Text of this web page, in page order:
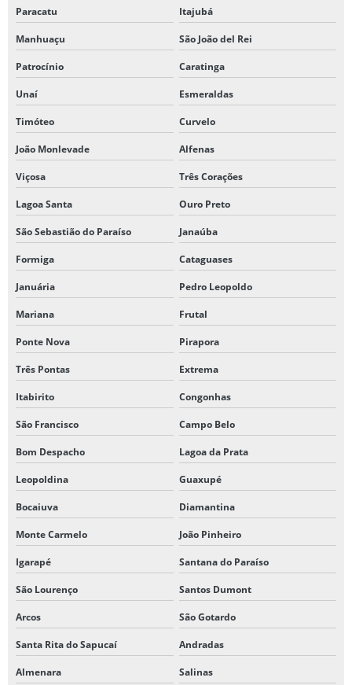
Paracatu Itajubá
Manhuaçu São João del Rei
Patrocínio Caratinga
Unaí Esmeraldas
Timóteo Curvelo
João Monlevade Alfenas
Viçosa Três Corações
Lagoa Santa Ouro Preto
São Sebastião do Paraíso Janaúba
Formiga Cataguases
Januária Pedro Leopoldo
Mariana Frutal
Ponte Nova Pirapora
Três Pontas Extrema
Itabirito Congonhas
São Francisco Campo Belo
Bom Despacho Lagoa da Prata
Leopoldina Guaxupé
Bocaiuva Diamantina
Monte Carmelo João Pinheiro
Igarapé Santana do Paraíso
São Lourenço Santos Dumont
Arcos São Gotardo
Santa Rita do Sapucaí Andradas
Almenara Salinas